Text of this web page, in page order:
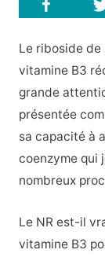
Le riboside de
vitamine B3
grande
présentée
sa capacité à
coenzyme qui
nombreux
Le NR est-il
vitamine B3